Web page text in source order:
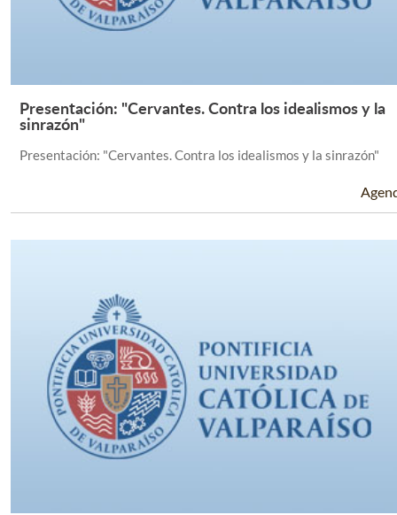
Leer Más +
Presentación: "Cervantes. Contra los idealismos y la
sinrazón"
Presentación: "Cervantes. Contra los idealismos y la sinrazón"